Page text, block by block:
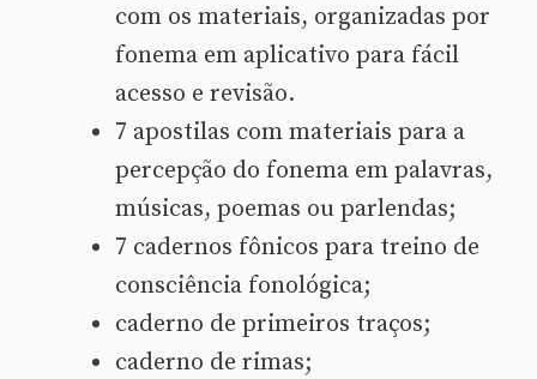
com os materiais, organizadas por
fonema em aplicativo para fácil
acesso e revisão.
7 apostilas com materiais para a
percepção do fonema em palavras,
músicas, poemas ou parlendas;
7 cadernos fônicos para treino de
consciência fonológica;
caderno de primeiros traços;
caderno de rimas;